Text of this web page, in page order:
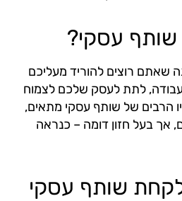
שותף עסקי?
רוצים להוריד מעליכם
לתת לעסק שלכם לצמוח
הרבים של שותף עסקי מתאים,
אך בעל חזון דומה – כנראה
לקחת שותף עסקי